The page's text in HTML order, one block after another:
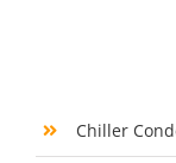
Chiller